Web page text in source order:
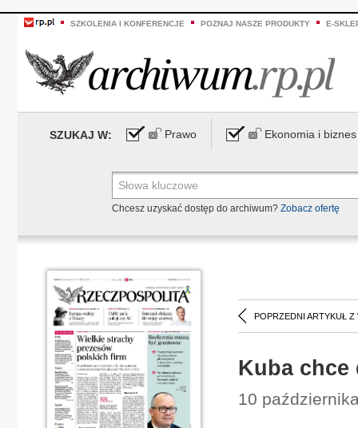
SZKOLENIA I KONFERENCJE POZNAJ NASZE PRODUKTY E-
SZUKAJ W: Prawo Ekonomia i biznes
Chcesz uzyskać dostęp do archiwum? Zobacz ofertę
POPRZEDNI ARTYKUŁ Z
Kuba chce
10